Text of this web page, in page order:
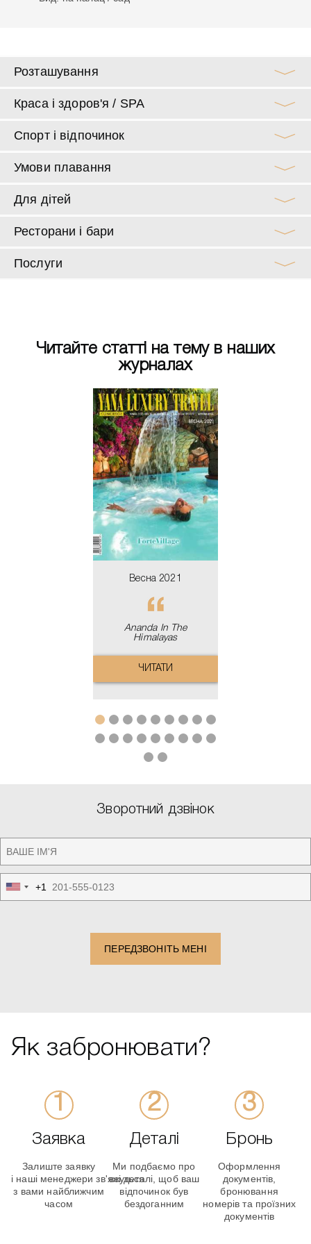
Розташування
Краса і здоров'я / SPA
Спорт і відпочинок
Умови плавання
Для дітей
Ресторани і бари
Послуги
Читайте статті на тему в наших
журналах
Весна 2021
Ananda In The
Himalayas
ЧИТАТИ
Зворотний дзвінок
United
States
+1
ПЕРЕДЗВОНІТЬ МЕНІ
Як забронювати?
Заявка
Залиште заявку
і наші менеджери зв'яжуться
з вами найближчим
часом
Деталі
Ми подбаємо про
всі деталі, щоб ваш
відпочинок був
бездоганним
Бронь
Оформлення
документів,
бронювання
номерів та проїзних
документів